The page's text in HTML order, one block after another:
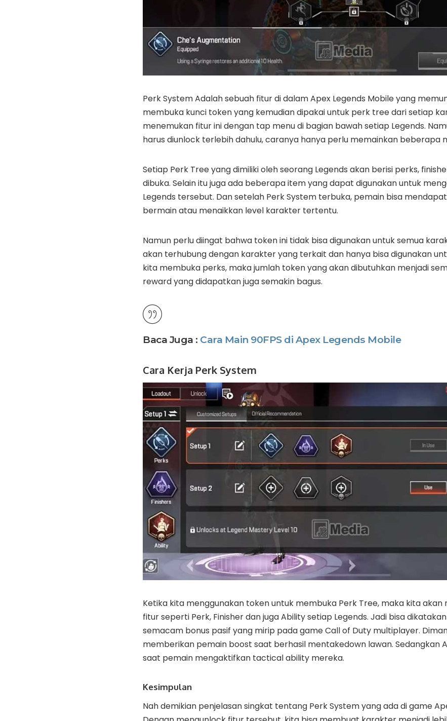
Perk System Adalah sebuah fitur di dalam Apex Legends Mobile yang
membuka kunci token yang kemudian dipakai untuk perk tree dari setiap
menemukan fitur ini dengan tap menu di bagian bawah setiap Legends.
harus diunlock terlebih dahulu, caranya hanya perlu memainkan beberapa
Setiap Perk Tree yang dimiliki oleh seorang Legends akan berisi perks,
dibuka. Selain itu juga ada beberapa item yang dapat digunakan untuk
Legends tersebut. Dan setelah Perk System terbuka, pemain bisa
bermain atau menaikkan level karakter tertentu.
Namun perlu diingat bahwa token ini tidak bisa digunakan untuk semua
akan terhubung dengan karakter yang terkait dan hanya bisa digunakan
kita membuka perks, maka jumlah token yang akan dibutuhkan menjadi
reward yang didapatkan juga semakin bagus.
Baca Juga : Cara Main 90FPS di Apex Legends Mobile
Cara Kerja Perk System
Ketika kita menggunakan token untuk membuka Perk Tree, maka kita
fitur seperti Perk, Finisher dan juga Ability setiap Legends. Jadi bisa
semacam bonus pasif yang mirip pada game Call of Duty multiplayer.
memberikan pemain boost saat berhasil mentakedown lawan. Sedangkan
saat pemain mengaktifkan tactical ability mereka.
Kesimpulan
Nah demikian penjelasan singkat tentang Perk System yang ada di game